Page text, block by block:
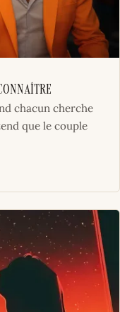
chacun cherche
que le couple